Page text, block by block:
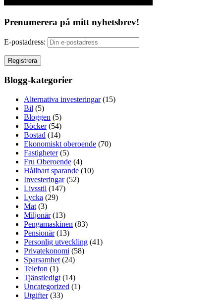
Prenumerera på mitt nyhetsbrev!
E-postadress:
Blogg-kategorier
Alternativa investeringar(15)
Bil (5)
Bloggen (5)
Böcker(54)
Bostad (14)
Ekonomiskt oberoende (70)
Fastigheter(5)
Fru Oberoende (4)
Hållbart sparande (10)
Investeringar(52)
Livsstil (147)
Lycka (29)
Mat (3)
Miljonär(13)
Pengamaskinen (83)
Pensionär(13)
Personlig utveckling (41)
Privatekonomi (58)
Sparsamhet (24)
Telefon (1)
Tjänstledigt (14)
Uncategorized (1)
Utgifter(33)